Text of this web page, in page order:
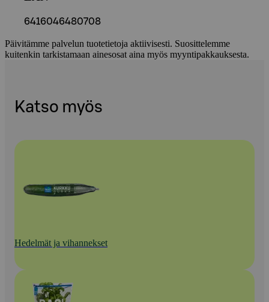
6416046480708
Päivitämme palvelun tuotetietoja aktiivisesti. Suosittelemme
kuitenkin tarkistamaan ainesosat aina myös myyntipakkauksesta.
Katso myös
Hedelmät ja vihannekset